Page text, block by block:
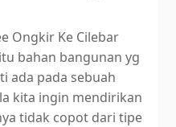
Ongkir Ke Cilebar
bahan bangunan yg
ada pada sebuah
kita ingin mendirikan
tidak copot dari tipe